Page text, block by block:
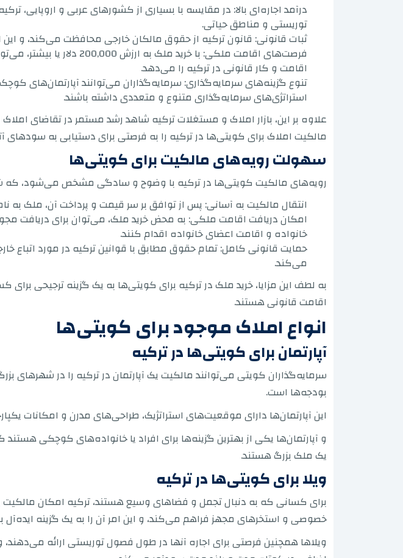
درآمد اجاره‌ای بالا: در مقایسه با بسیاری از کشورهای عربی و اروپایی،
توریستی و مناطق حیاتی.
ثبات قانونی: قانون ترکیه از حقوق مالکان خارجی محافظت می‌کند، و این
فرصت‌های اقامت ملکی: با
اقامت و کار قانونی در ترکیه را می‌دهد.
تنوع گزینه‌های سرمایه‌گذاری: سرمایه‌گذاران می‌توانند آپارتمان‌های
استراتژی‌های سرمایه‌گذاری متنوع و متعددی داشته باشند.
علاوه بر این، بازار املاک و مستغلات ترکیه شاهد رشد مستمر در تقاضای
مالکیت املاک برای کویتی‌ها در ترکیه را به فرصتی برای دستیابی به سودهای
سهولت رویه‌های مالکیت برای کویتی‌ها
رویه‌های مالکیت کویتی‌ها در ترکیه با وضوح و سادگی مشخص می‌شود، که
انتقال مالکیت به آسانی: پس از توافق بر سر قیمت و پرداخت آن، ملک به
امکان دریافت اقامت ملکی: به محض خرید ملک، می‌توان برای دریافت
خانواده و اقامت اعضای خانواده اقدام کنند.
حمایت قانونی کامل: تمام حقوق مطابق با قوانین ترکیه در مورد اتباع
می‌کند.
به لطف این مزایا، خرید ملک در ترکیه برای کویتی‌ها به یک گزینه ترجیحی
اقامت قانونی هستند.
انواع املاک موجود برای کویتی‌ها
آپارتمان برای کویتی‌ها در ترکیه
سرمایه‌گذاران کویتی می‌توانند مالکیت یک آپارتمان در ترکیه را در شهرهای
بودجه‌ها است.
این آپارتمان‌ها دارای موقعیت‌های استراتژیک، طراحی‌های مدرن و امکانات
و آپارتمان‌ها یکی از بهترین گزینه‌ها برای افراد یا خانواده‌های کوچکی
یک ملک بزرگ هستند.
ویلا برای کویتی‌ها در ترکیه
برای کسانی که به دنبال تجمل و فضاهای وسیع هستند، ترکیه امکان مالکیت
خصوصی و استخرهای مجهز فراهم می‌کند، و این امر آن را به یک گزینه ایده‌آل
ویلاها همچنین فرصتی برای اجاره آنها در طول فصول توریستی ارائه می‌دهند،